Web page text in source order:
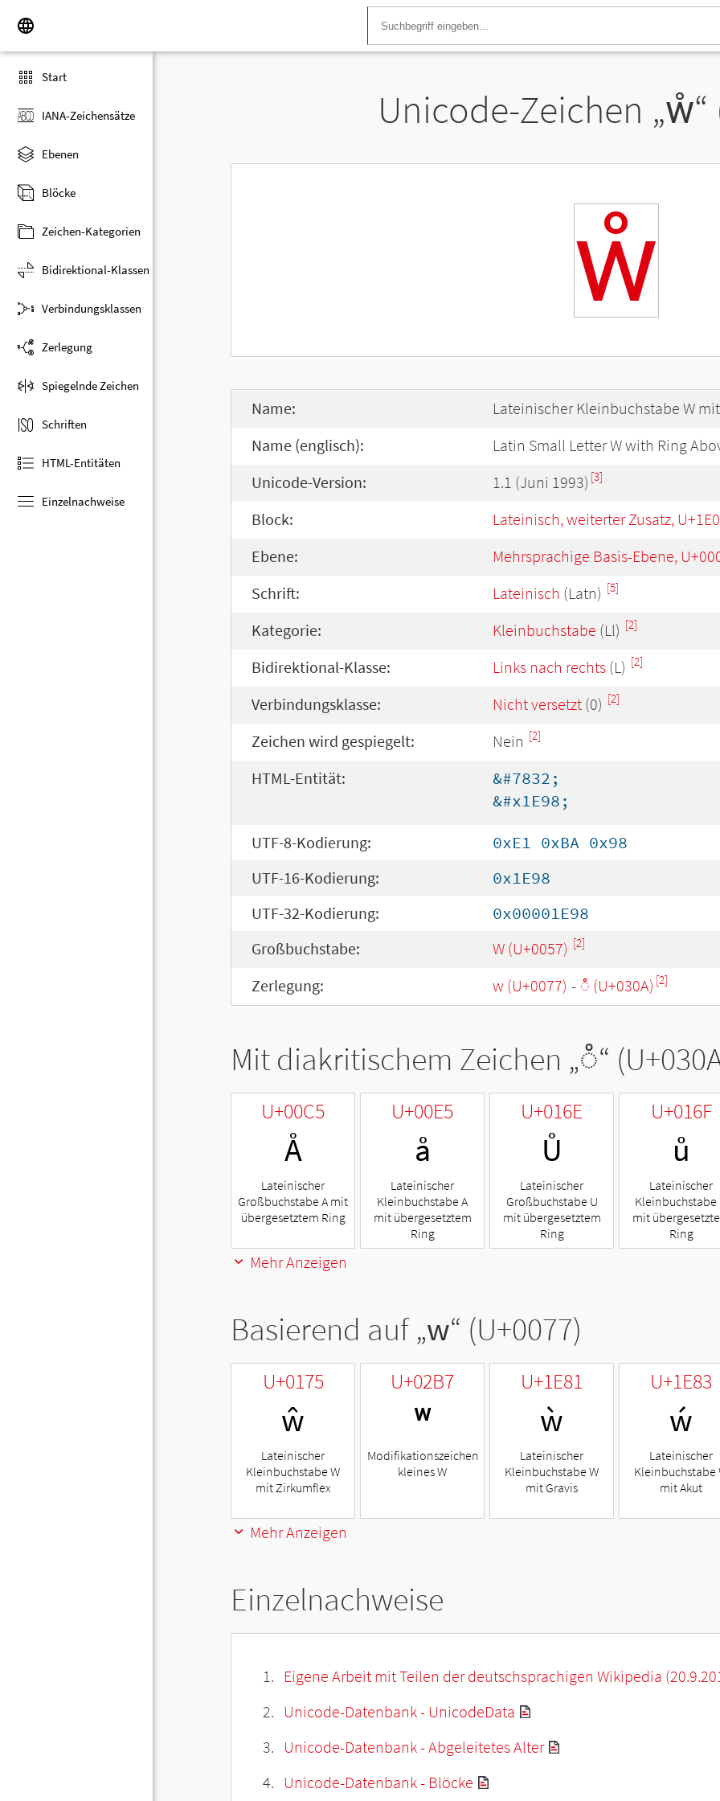
Start
IANA-Zeichensätze
Ebenen
Blöcke
Zeichen-Kategorien
Bidirektional-Klassen
Verbindungsklassen
Zerlegung
Spiegelnde Zeichen
Schriften
HTML-Entitäten
Einzelnachweise
Unicode-Zeichen „ẘ
ẘ
Name:
Lateinischer Kleinbuchstabe W
Name (englisch):
Latin Small Letter W with Ring
Unicode-Version:
1.1 (Juni 1993) [3]
Block:
Lateinisch, weiterter Zusatz,
Ebene:
Mehrsprachige Basis-Ebene,
Schrift:
Lateinisch (Latn) [5]
Kategorie: Kleinbuchstabe (Ll) [2]
Bidirektional-Klasse: Links nach rechts (L) [2]
Verbindungsklasse: Nicht versetzt (0) [2]
Zeichen wird gespiegelt: Nein [2]
HTML-Entität:
&#7832;
&#x1E98;
UTF-8-Kodierung:
0xE1 0xBA 0x98
UTF-16-Kodierung:
0x1E98
UTF-32-Kodierung:
0x00001E98
Großbuchstabe:
W (U+0057) [2]
Zerlegung: w (U+0077) - ◌̊ (U+030A) [2]
Mit diakritischem Zeichen „◌̊“
U+00C5
Å
Lateinischer
Großbuchstabe A mit
übergesetztem Ring
U+00E5
å
Lateinischer
Kleinbuchstabe A
mit übergesetztem
Ring
U+016E
Ů
Lateinischer
Großbuchstabe U
mit übergesetztem
Ring
U+016F
ů
Lateinischer
Kleinbuchstabe
mit
Ring
Mehr Anzeigen
Basierend auf „w“ (U+0077)
U+0175
ŵ
Lateinischer
Kleinbuchstabe W
mit Zirkumflex
U+02B7
ʷ
Modifikationszeichen
kleines W
U+1E81
ẁ
Lateinischer
Kleinbuchstabe W
mit Gravis
U+1E83
ẃ
Lateinischer
Kleinbuchstabe
mit Akut
Mehr Anzeigen
Einzelnachweise
Eigene Arbeit mit Teilen der deutschsprachigen Wikipedia
Unicode-Datenbank - UnicodeData
Unicode-Datenbank - Abgeleitetes Alter
Unicode-Datenbank - Blöcke